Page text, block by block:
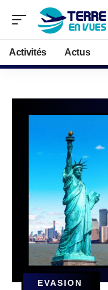
Activités Actus
EVASION